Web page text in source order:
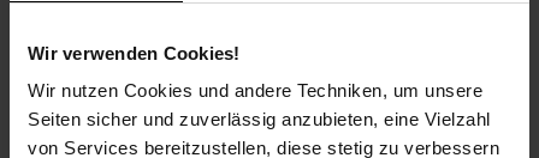
Wir verwenden Cookies!
Wir nutzen Cookies und andere Techniken, um unsere
Seiten sicher und zuverlässig anzubieten, eine Vielzahl
von Services bereitzustellen, diese stetig zu verbessern
PAYBACK